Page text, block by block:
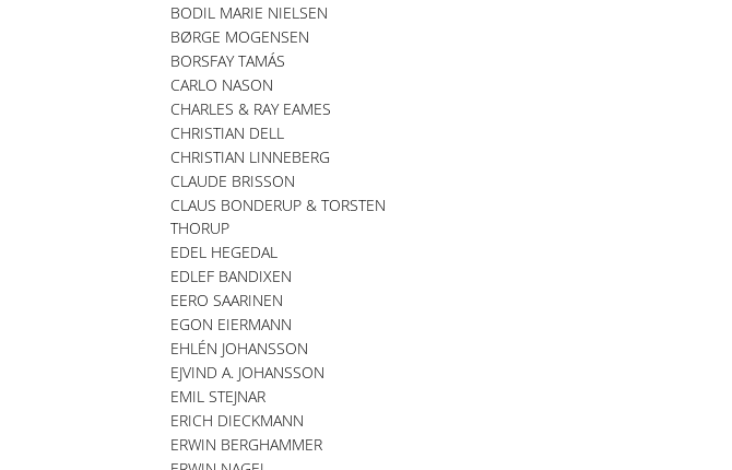
BODIL MARIE NIELSEN
BØRGE MOGENSEN
BORSFAY TAMÁS
CARLO NASON
CHARLES & RAY EAMES
CHRISTIAN DELL
CHRISTIAN LINNEBERG
CLAUDE BRISSON
CLAUS BONDERUP & TORSTEN
THORUP
EDEL HEGEDAL
EDLEF BANDIXEN
EERO SAARINEN
EGON EIERMANN
EHLÉN JOHANSSON
EJVIND A. JOHANSSON
EMIL STEJNAR
ERICH DIECKMANN
ERWIN BERGHAMMER